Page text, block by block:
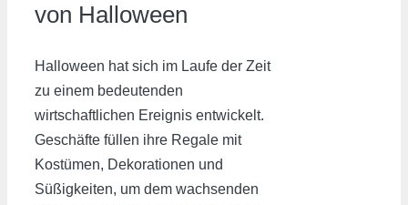
von Halloween
Halloween hat sich im Laufe der Zeit
zu einem bedeutenden
wirtschaftlichen Ereignis entwickelt.
Geschäfte füllen ihre Regale mit
Kostümen, Dekorationen und
Süßigkeiten, um dem wachsenden